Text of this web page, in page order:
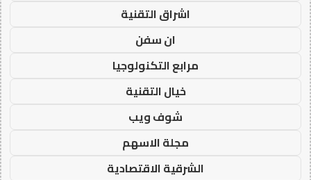
اشراق التقنية
ان سفن
مرابع التكنولوجيا
خيال التقنية
شوف ويب
مجلة الاسهم
الشرقية الاقتصادية